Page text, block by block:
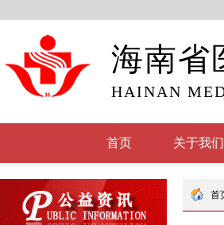
海南省
HAINAN
首页 关于我们